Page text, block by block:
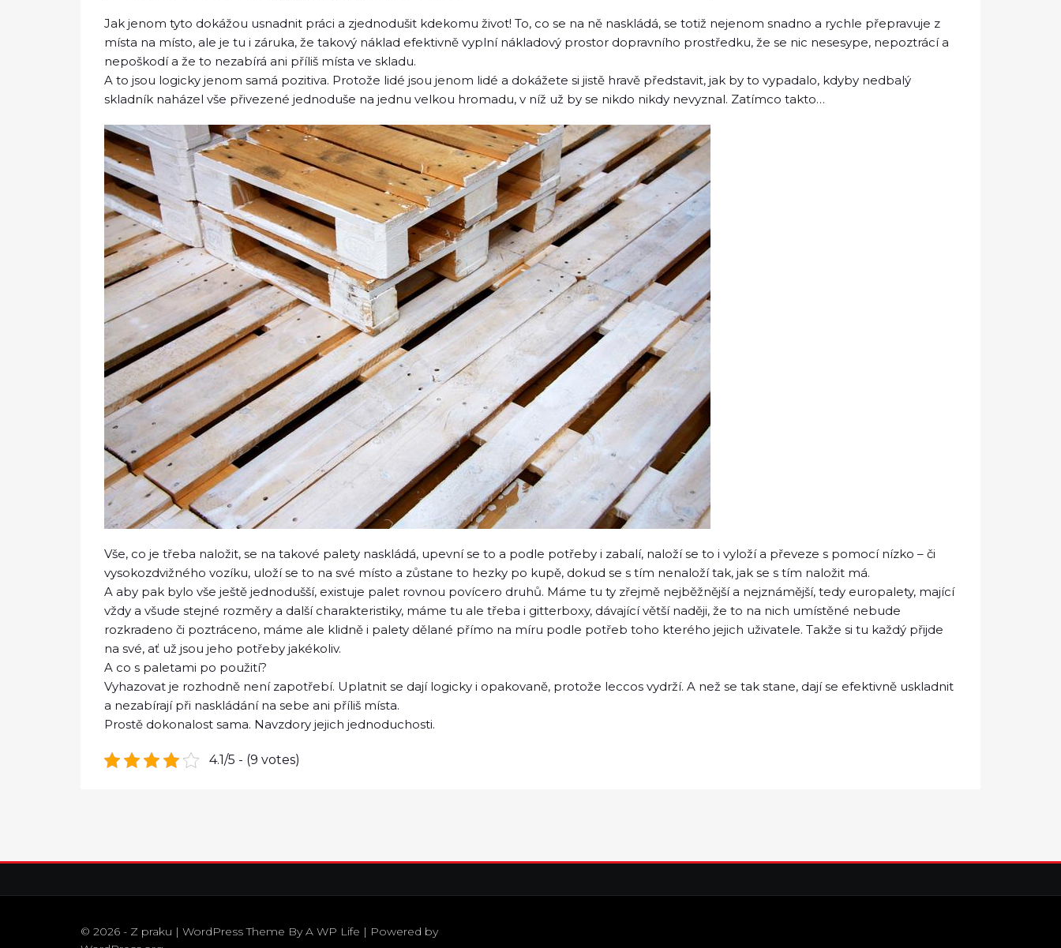
Jak jenom tyto dokážou usnadnit práci a zjednodušit kdekomu život! To, co se na ně naskládá, se totiž nejenom snadno a rychle přepravuje z
místa na místo, ale je tu i záruka, že takový náklad efektivně vyplní nákladový prostor dopravního prostředku, že se nic nesesype, nepoztrácí a
nepoškodí a že to nezabírá ani příliš místa ve skladu.
A to jsou logicky jenom samá pozitiva. Protože lidé jsou jenom lidé a dokážete si jistě hravě představit, jak by to vypadalo, kdyby nedbalý
skladník naházel vše přivezené jednoduše na jednu velkou hromadu, v níž už by se nikdo nikdy nevyznal. Zatímco takto…
Vše, co je třeba naložit, se na takové palety naskládá, upevní se to a podle potřeby i zabalí, naloží se to i vyloží a převeze s pomocí nízko – či
vysokozdvižného vozíku, uloží se to na své místo a zůstane to hezky po kupě, dokud se s tím nenaloží tak, jak se s tím naložit má.
A aby pak bylo vše ještě jednodušší, existuje palet rovnou povícero druhů. Máme tu ty zřejmě nejběžnější a nejznámější, tedy europalety, mající
vždy a všude stejné rozměry a další charakteristiky, máme tu ale třeba i gitterboxy, dávající větší naději, že to na nich umístěné nebude
rozkradeno či poztráceno, máme ale klidně i palety dělané přímo na míru podle potřeb toho kterého jejich uživatele. Takže si tu každý přijde
na své, ať už jsou jeho potřeby jakékoliv.
A co s paletami po použití?
Vyhazovat je rozhodně není zapotřebí. Uplatnit se dají logicky i opakovaně, protože leccos vydrží. A než se tak stane, dají se efektivně uskladnit
a nezabírají při naskládání na sebe ani příliš místa.
Prostě dokonalost sama. Navzdory jejich jednoduchosti.
4.1/5 - (9 votes)
© 2026 - Z praku | WordPress Theme ByA WP Life | Powered by